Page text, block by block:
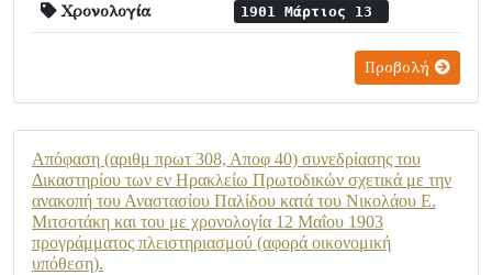
Χρονολογία 1901 Μάρτιος 13
Προβολή
Απόφαση (αριθμ πρωτ 308, Αποφ 40) συνεδρίασης του
Δικαστηρίου των εν Ηρακλείω Πρωτοδικών σχετικά με την
ανακοπή του Αναστασίου Παλίδου κατά του Νικολάου Ε.
Μιτσοτάκη και του με χρονολογία 12 Μαΐου 1903
προγράμματος πλειστηριασμού (αφορά οικονομική
υπόθεση).